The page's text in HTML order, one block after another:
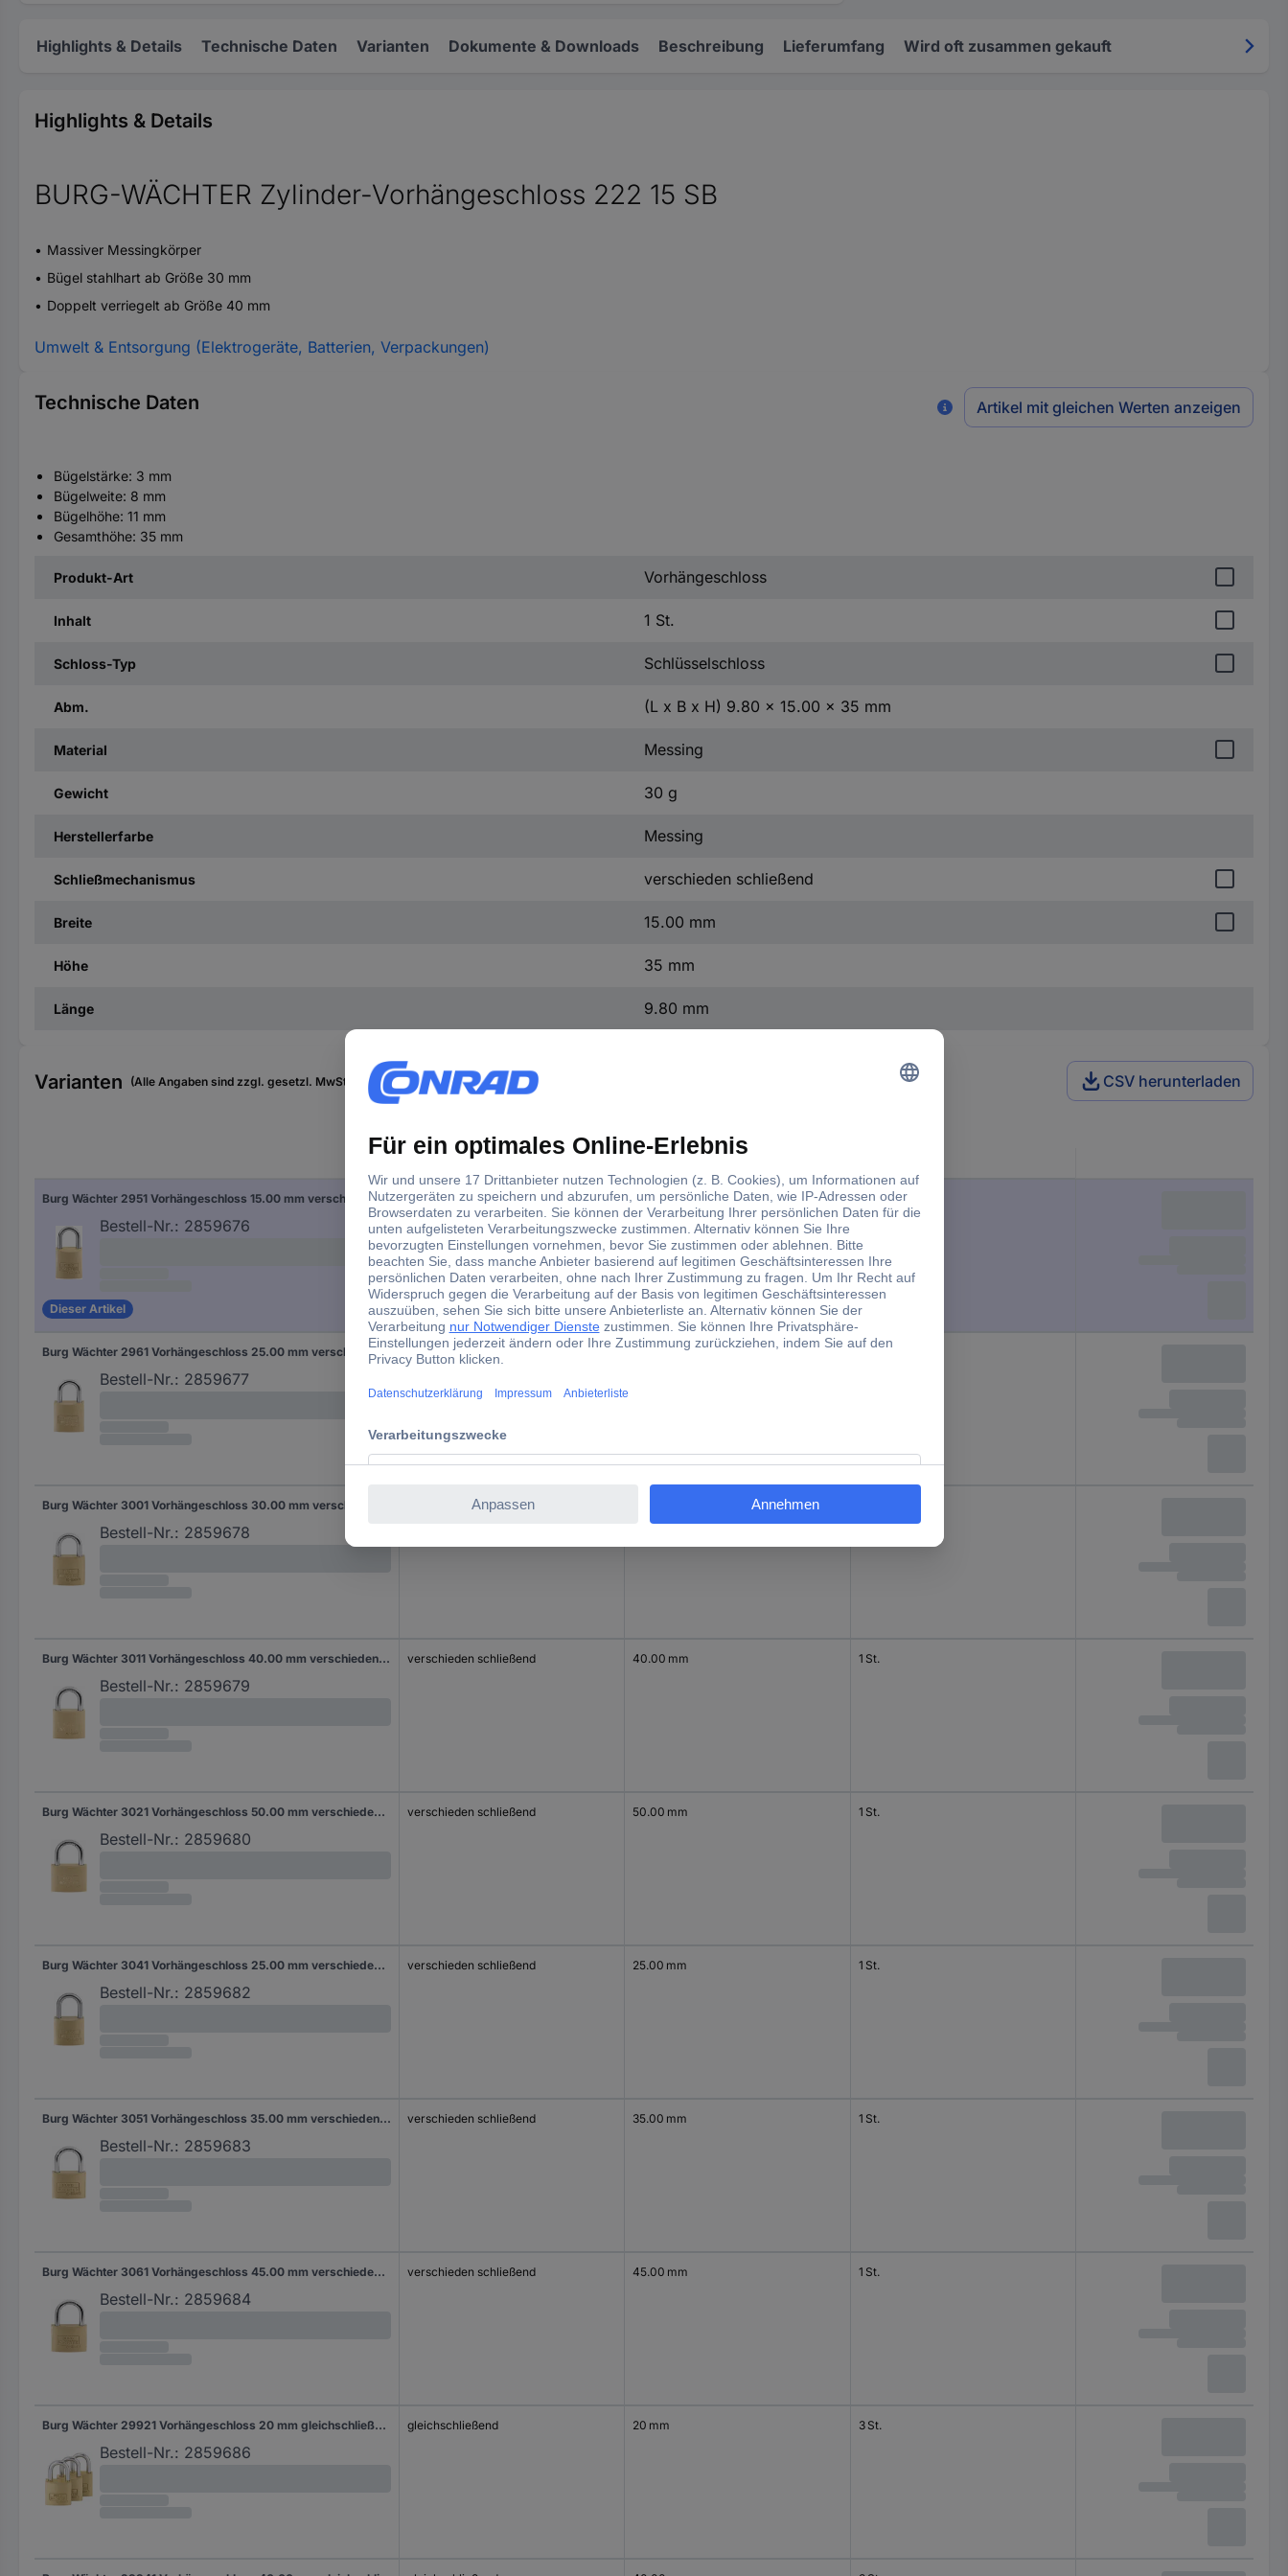
Highlights & Details Technische Daten Varianten Dokumente & Downloads Beschreibung Lieferumfang Wird oft zusammen gekauft
Highlights & Details
BURG-WÄCHTER Zylinder-Vorhängeschloss 222 15 SB
Massiver Messingkörper
Bügel stahlhart ab Größe 30 mm
Doppelt verriegelt ab Größe 40 mm
Umwelt & Entsorgung (Elektrogeräte, Batterien, Verpackungen)
Technische Daten Artikel mit gleichen Werten anzeigen
Bügelstärke: 3 mm
Bügelweite: 8 mm
Bügelhöhe: 11 mm
Gesamthöhe: 35 mm
Produkt-Art Vorhängeschloss
Inhalt 1 St.
Schloss-Typ Schlüsselschloss
Abm. (L x B x H) 9.80 x 15.00 x 35 mm
Material Messing
Gewicht 30 g
Herstellerfarbe Messing
Schließmechanismus verschieden schließend
Breite 15.00 mm
Höhe 35 mm
Länge 9.80 mm
Varianten (Alle Angaben sind zzgl. gesetzl. MwSt., zzgl. Versand) CSV herunterladen
Schließmechanismus
Burg Wächter 2951 Vorhängeschloss 15.00 mm verschieden schließend Messing Schlüsselschloss
Bestell-Nr.: 2859676
Dieser Artikel
verschieden schließend 15.00 mm 1 St.
Burg Wächter 2961 Vorhängeschloss 25.00 mm verschieden schließend Messing Schlüsselschloss
Bestell-Nr.: 2859677
verschieden schließend 25.00 mm 1 St.
Bestell-Nr.: 2859678
verschieden schließend
Burg Wächter 3011 Vorhängeschloss 40.00 mm verschieden schließend Messing Schlüsselschloss
Bestell-Nr.: 2859679
verschieden schließend 40.00 mm 1 St.
Burg Wächter 3021 Vorhängeschloss 50.00 mm verschieden schließend Messing Schlüsselschloss
Bestell-Nr.: 2859680
verschieden schließend 50.00 mm 1 St.
Burg Wächter 3041 Vorhängeschloss 25.00 mm verschieden schließend Messing Schlüsselschloss
Bestell-Nr.: 2859682
verschieden schließend 25.00 mm 1 St.
Burg Wächter 3051 Vorhängeschloss 35.00 mm verschieden schließend Messing Schlüsselschloss
Bestell-Nr.: 2859683
verschieden schließend 35.00 mm 1 St.
Burg Wächter 3061 Vorhängeschloss 45.00 mm verschieden schließend Messing Schlüsselschloss
Bestell-Nr.: 2859684
verschieden schließend 45.00 mm 1 St.
Burg Wächter 29921 Vorhängeschloss 20 mm gleichschließend Messing Schlüsselschloss
Bestell-Nr.: 2859686
gleichschließend 20 mm 3 St.